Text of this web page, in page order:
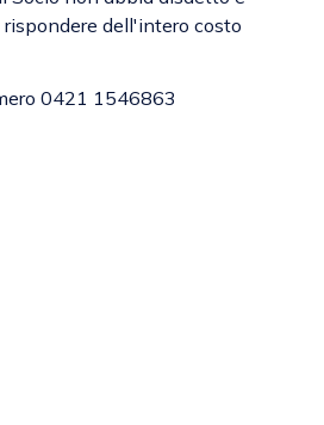
rispondere dell'intero costo
0421 1546863